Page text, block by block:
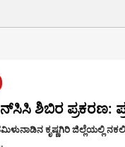
ಶಿಬಿರ ಪ್ರಕರಣ:
ಕೃಷ್ಣಗಿರಿ